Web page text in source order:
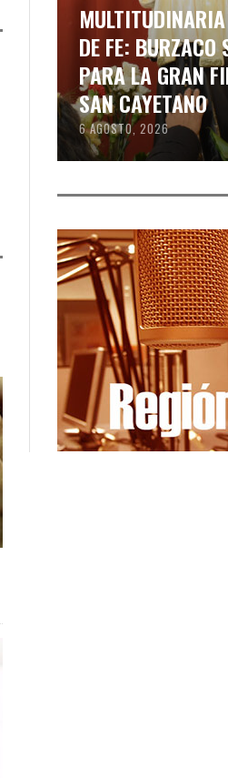
DE FE: BURZACO
PARA LA GRAN
SAN CAYETANO
6 AGOSTO, 2026